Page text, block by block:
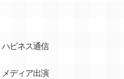
ハピネス通信
メディア出演